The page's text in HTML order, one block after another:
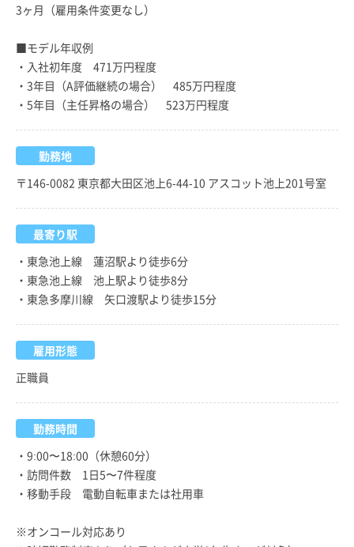
3ヶ月（雇用条件変更なし）
■モデル年収例
・入社初年度 471万円程度
・3年目（A評価継続の場合） 485万円程度
・5年目（主任昇格の場合） 523万円程度
勤務地
〒146-0082 東京都大田区池上6-44-10 アスコット池上201号室
最寄り駅
・東急池上線 蓮沼駅より徒歩6分
・東急池上線 池上駅より徒歩8分
・東急多摩川線 矢口渡駅より徒歩15分
雇用形態
正職員
勤務時間
・9:00〜18:00（休憩60分）
・訪問件数 1日5〜7件程度
・移動手段 電動自転車または社用車
※オンコール対応あり